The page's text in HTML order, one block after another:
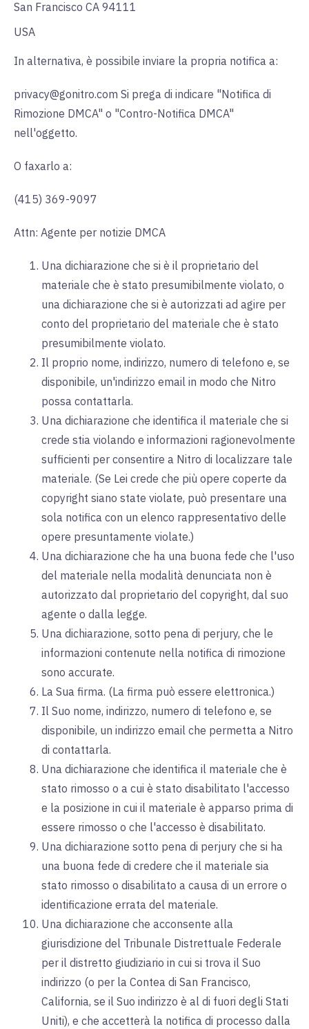
San Francisco CA 94111
USA
In alternativa, è possibile inviare la propria notifica a:
privacy@gonitro.com Si prega di indicare "Notifica di
Rimozione DMCA" o "Contro-Notifica DMCA"
nell'oggetto.
O faxarlo a:
(415) 369-9097
Attn: Agente per notizie DMCA
Una dichiarazione che si è il proprietario del
materiale che è stato presumibilmente violato, o
una dichiarazione che si è autorizzati ad agire per
conto del proprietario del materiale che è stato
presumibilmente violato.
Il proprio nome, indirizzo, numero di telefono e, se
disponibile, un'indirizzo email in modo che Nitro
possa contattarla.
Una dichiarazione che identifica il materiale che si
crede stia violando e informazioni ragionevolmente
sufficienti per consentire a Nitro di localizzare tale
materiale. (Se Lei crede che più opere coperte da
copyright siano state violate, può presentare una
sola notifica con un elenco rappresentativo delle
opere presuntamente violate.)
Una dichiarazione che ha una buona fede che l'uso
del materiale nella modalità denunciata non è
autorizzato dal proprietario del copyright, dal suo
agente o dalla legge.
Una dichiarazione, sotto pena di perjury, che le
informazioni contenute nella notifica di rimozione
sono accurate.
La Sua firma. (La firma può essere elettronica.)
Il Suo nome, indirizzo, numero di telefono e, se
disponibile, un indirizzo email che permetta a Nitro
di contattarla.
Una dichiarazione che identifica il materiale che è
stato rimosso o a cui è stato disabilitato l'accesso
e la posizione in cui il materiale è apparso prima di
essere rimosso o che l'accesso è disabilitato.
Una dichiarazione sotto pena di perjury che si ha
una buona fede di credere che il materiale sia
stato rimosso o disabilitato a causa di un errore o
identificazione errata del materiale.
Una dichiarazione che acconsente alla
giurisdizione del Tribunale Distrettuale Federale
per il distretto giudiziario in cui si trova il Suo
indirizzo (o per la Contea di San Francisco,
California, se il Suo indirizzo è al di fuori degli Stati
Uniti), e che accetterà la notifica di processo dalla